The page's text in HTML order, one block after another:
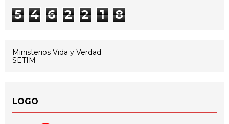
5 4 6 2 2 1 8
Ministerios Vida y Verdad
SETIM
LOGO